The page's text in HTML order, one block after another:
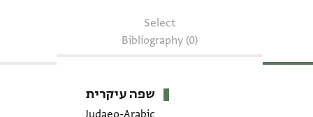
Select
Bibliography (0)
שפה עיקרית